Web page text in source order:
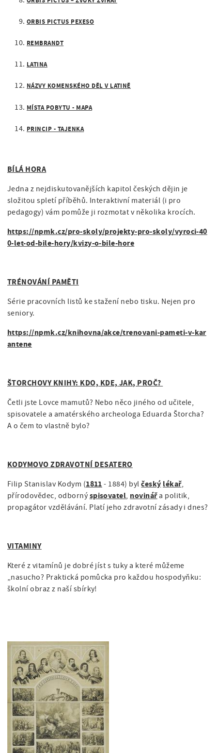
ORBIS PICTUS PEXESO
REMBRANDT
LATINA
NÁZVY KOMENSKÉHO DĚL V LATINĚ
MÍSTA POBYTU - MAPA
PRINCIP - TAJENKA
BÍLÁ HORA
Jedna z nejdiskutovanějších kapitol českých dějin je
složitou spletí příběhů. Interaktivní materiál (i pro
pedagogy) vám pomůže ji rozmotat v několika krocích.
https://npmk.cz/pro-skoly/projekty-pro-skoly/vyroci-40
0-let-od-bile-hory/kvizy-o-bile-hore
TRÉNOVÁNÍ PAMĚTI
Série pracovních listů ke stažení nebo tisku. Nejen pro
seniory.
https://npmk.cz/knihovna/akce/trenovani-pameti-v-kar
antene
ŠTORCHOVY KNIHY: KDO, KDE, JAK, PROČ?
Četli jste Lovce mamutů? Nebo něco jiného od učitele,
spisovatele a amatérského archeologa Eduarda Štorcha?
A o čem to vlastně bylo?
KODYMOVO ZDRAVOTNÍ DESATERO
Filip Stanislav Kodym (1811 - 1884) bylčeský lékař,
přírodovědec, odborný spisovatel, novinářa politik,
propagátor vzdělávání. Platí jeho zdravotní zásady i dnes?
VITAMINY
Které z vitamínů je dobré jíst s tuky a které můžeme
„nasucho? Praktická pomůcka pro každou hospodyňku:
školní obraz z naší sbírky!